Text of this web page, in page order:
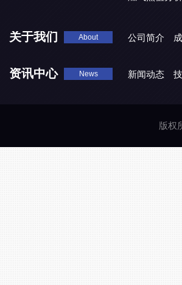
关于我们 About 公司简介
资讯中心 News 新闻动态
版权